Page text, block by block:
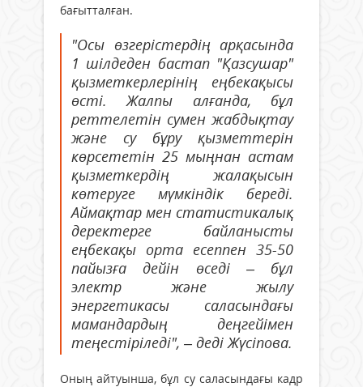
бағытталған.
"Осы өзгерістердің арқасында
1 шілдеден бастап "Қазсушар"
қызметкерлерінің еңбекақысы
өсті. Жалпы алғанда, бұл
реттелетін сумен жабдықтау
және су бұру қызметтерін
көрсететін 25 мыңнан астам
қызметкердің жалақысын
көтеруге мүмкіндік береді.
Аймақтар мен статистикалық
деректерге байланысты
еңбекақы орта есеппен 35-50
пайызға дейін өседі – бұл
электр және жылу
энергетикасы саласындағы
мамандардың деңгейімен
теңестіріледі", – деді Жүсіпова.
Оның айтуынша, бұл су саласындағы кадр